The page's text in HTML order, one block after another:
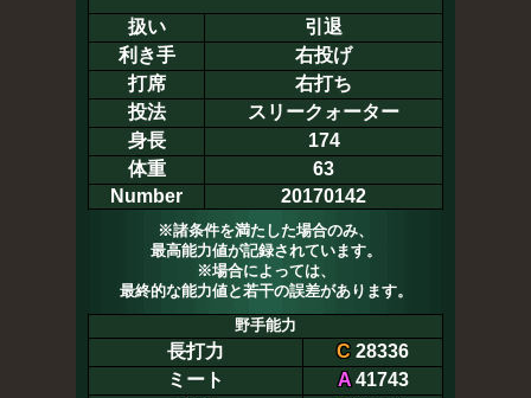
扱い
引退
利き手
右投げ
打席
右打ち
投法
スリークォーター
身長
174
体重
63
Number
20170142
※諸条件を満たした場合のみ、
最高能力値が記録されています。
※場合によっては、
最終的な能力値と若干の誤差があります。
野手能力
長打力 C 28336
ミート
A41743